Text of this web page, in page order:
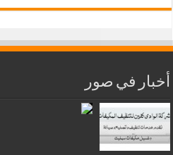
أخبار في صور